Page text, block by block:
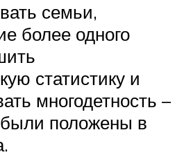
семьи,
более одного
статистику и
многодетность –
положены в